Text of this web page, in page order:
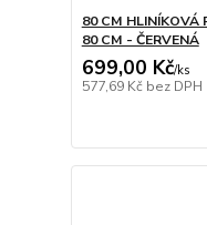
80 CM HLINÍKOVÁ
80 CM - ČERVENÁ
699,00 Kč/ks
577,69 Kč bez DPH